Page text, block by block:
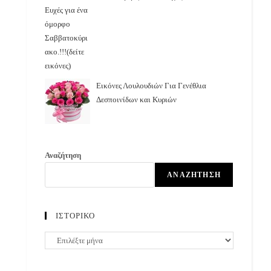
Εικόνες Λουλουδιών Για Γενέθλια
Δεσποινίδων και Κυριών
Αναζήτηση
ΑΝΑΖΉΤΗΣΗ
ΙΣΤΟΡΙΚΟ
ΙΣΤΟΡΙΚΟ